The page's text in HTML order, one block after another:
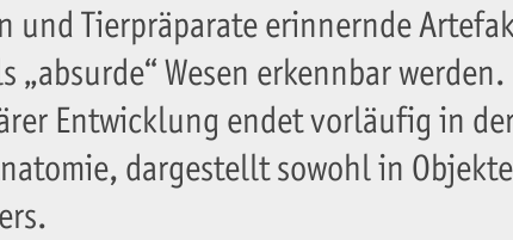
und Tierpräparate erinnernde
Wesen erkennbar werden.
Entwicklung endet vorläufig in
dargestellt sowohl in